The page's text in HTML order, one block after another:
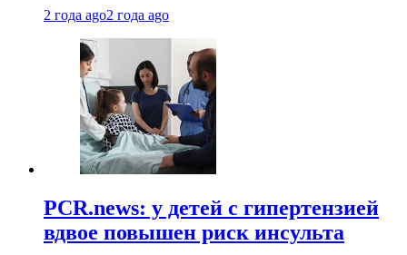
2 года ago2 года ago
PCR.news: у детей с гипертензией
вдвое повышен риск инсульта